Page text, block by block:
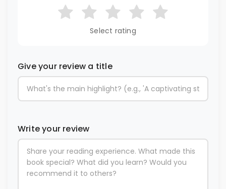
Select rating
Give your review a title
Write your review